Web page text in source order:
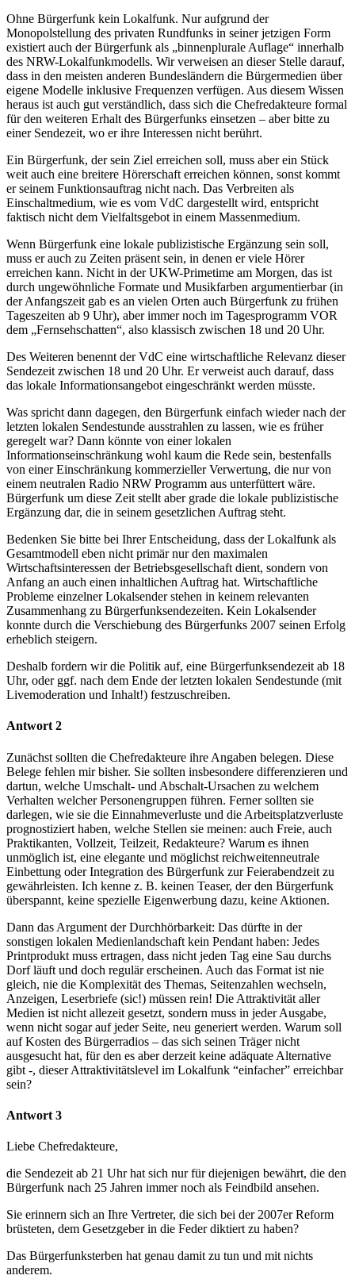
Ohne Bürgerfunk kein Lokalfunk. Nur aufgrund der
Monopolstellung des privaten Rundfunks in seiner jetzigen Form
existiert auch der Bürgerfunk als „binnenplurale Auflage“ innerhalb
des NRW-Lokalfunkmodells. Wir verweisen an dieser Stelle darauf,
dass in den meisten anderen Bundesländern die Bürgermedien über
eigene Modelle inklusive Frequenzen verfügen. Aus diesem Wissen
heraus ist auch gut verständlich, dass sich die Chefredakteure formal
für den weiteren Erhalt des Bürgerfunks einsetzen – aber bitte zu
einer Sendezeit, wo er ihre Interessen nicht berührt.
Ein Bürgerfunk, der sein Ziel erreichen soll, muss aber ein Stück
weit auch eine breitere Hörerschaft erreichen können, sonst kommt
er seinem Funktionsauftrag nicht nach. Das Verbreiten als
Einschaltmedium, wie es vom VdC dargestellt wird, entspricht
faktisch nicht dem Vielfaltsgebot in einem Massenmedium.
Wenn Bürgerfunk eine lokale publizistische Ergänzung sein soll,
muss er auch zu Zeiten präsent sein, in denen er viele Hörer
erreichen kann. Nicht in der UKW-Primetime am Morgen, das ist
durch ungewöhnliche Formate und Musikfarben argumentierbar (in
der Anfangszeit gab es an vielen Orten auch Bürgerfunk zu frühen
Tageszeiten ab 9 Uhr), aber immer noch im Tagesprogramm VOR
dem „Fernsehschatten“, also klassisch zwischen 18 und 20 Uhr.
Des Weiteren benennt der VdC eine wirtschaftliche Relevanz dieser
Sendezeit zwischen 18 und 20 Uhr. Er verweist auch darauf, dass
das lokale Informationsangebot eingeschränkt werden müsste.
Was spricht dann dagegen, den Bürgerfunk einfach wieder nach der
letzten lokalen Sendestunde ausstrahlen zu lassen, wie es früher
geregelt war? Dann könnte von einer lokalen
Informationseinschränkung wohl kaum die Rede sein, bestenfalls
von einer Einschränkung kommerzieller Verwertung, die nur von
einem neutralen Radio NRW Programm aus unterfüttert wäre.
Bürgerfunk um diese Zeit stellt aber grade die lokale publizistische
Ergänzung dar, die in seinem gesetzlichen Auftrag steht.
Bedenken Sie bitte bei Ihrer Entscheidung, dass der Lokalfunk als
Gesamtmodell eben nicht primär nur den maximalen
Wirtschaftsinteressen der Betriebsgesellschaft dient, sondern von
Anfang an auch einen inhaltlichen Auftrag hat. Wirtschaftliche
Probleme einzelner Lokalsender stehen in keinem relevanten
Zusammenhang zu Bürgerfunksendezeiten. Kein Lokalsender
konnte durch die Verschiebung des Bürgerfunks 2007 seinen Erfolg
erheblich steigern.
Deshalb fordern wir die Politik auf, eine Bürgerfunksendezeit ab 18
Uhr, oder ggf. nach dem Ende der letzten lokalen Sendestunde (mit
Livemoderation und Inhalt!) festzuschreiben.
Antwort 2
Zunächst sollten die Chefredakteure ihre Angaben belegen. Diese
Belege fehlen mir bisher. Sie sollten insbesondere differenzieren und
dartun, welche Umschalt- und Abschalt-Ursachen zu welchem
Verhalten welcher Personengruppen führen. Ferner sollten sie
darlegen, wie sie die Einnahmeverluste und die Arbeitsplatzverluste
prognostiziert haben, welche Stellen sie meinen: auch Freie, auch
Praktikanten, Vollzeit, Teilzeit, Redakteure? Warum es ihnen
unmöglich ist, eine elegante und möglichst reichweitenneutrale
Einbettung oder Integration des Bürgerfunk zur Feierabendzeit zu
gewährleisten. Ich kenne z. B. keinen Teaser, der den Bürgerfunk
überspannt, keine spezielle Eigenwerbung dazu, keine Aktionen.
Dann das Argument der Durchhörbarkeit: Das dürfte in der
sonstigen lokalen Medienlandschaft kein Pendant haben: Jedes
Printprodukt muss ertragen, dass nicht jeden Tag eine Sau durchs
Dorf läuft und doch regulär erscheinen. Auch das Format ist nie
gleich, nie die Komplexität des Themas, Seitenzahlen wechseln,
Anzeigen, Leserbriefe (sic!) müssen rein! Die Attraktivität aller
Medien ist nicht allezeit gesetzt, sondern muss in jeder Ausgabe,
wenn nicht sogar auf jeder Seite, neu generiert werden. Warum soll
auf Kosten des Bürgerradios – das sich seinen Träger nicht
ausgesucht hat, für den es aber derzeit keine adäquate Alternative
gibt -, dieser Attraktivitätslevel im Lokalfunk “einfacher” erreichbar
sein?
Antwort 3
Liebe Chefredakteure,
die Sendezeit ab 21 Uhr hat sich nur für diejenigen bewährt, die den
Bürgerfunk nach 25 Jahren immer noch als Feindbild ansehen.
Sie erinnern sich an Ihre Vertreter, die sich bei der 2007er Reform
brüsteten, dem Gesetzgeber in die Feder diktiert zu haben?
Das Bürgerfunksterben hat genau damit zu tun und mit nichts
anderem.